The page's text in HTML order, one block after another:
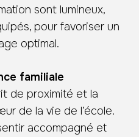
sont lumineux,
pour favoriser un
optimal.
familiale
de proximité et la
de la vie de l’école.
accompagné et